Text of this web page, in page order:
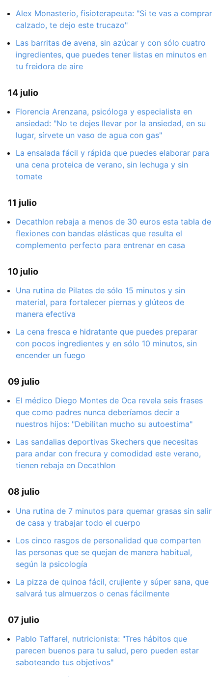
Alex Monasterio, fisioterapeuta: "Si te vas a comprar
calzado, te dejo este trucazo"
Las barritas de avena, sin azúcar y con sólo cuatro
ingredientes, que puedes tener listas en minutos en
tu freidora de aire
14 julio
Florencia Arenzana, psicóloga y especialista en
ansiedad: "No te dejes llevar por la ansiedad, en su
lugar, sírvete un vaso de agua con gas"
La ensalada fácil y rápida que puedes elaborar para
una cena proteica de verano, sin lechuga y sin
tomate
11 julio
Decathlon rebaja a menos de 30 euros esta tabla de
flexiones con bandas elásticas que resulta el
complemento perfecto para entrenar en casa
10 julio
Una rutina de Pilates de sólo 15 minutos y sin
material, para fortalecer piernas y glúteos de
manera efectiva
La cena fresca e hidratante que puedes preparar
con pocos ingredientes y en sólo 10 minutos, sin
encender un fuego
09 julio
El médico Diego Montes de Oca revela seis frases
que como padres nunca deberíamos decir a
nuestros hijos: "Debilitan mucho su autoestima"
Las sandalias deportivas Skechers que necesitas
para andar con frecura y comodidad este verano,
tienen rebaja en Decathlon
08 julio
Una rutina de 7 minutos para quemar grasas sin salir
de casa y trabajar todo el cuerpo
Los cinco rasgos de personalidad que comparten
las personas que se quejan de manera habitual,
según la psicología
La pizza de quinoa fácil, crujiente y súper sana, que
salvará tus almuerzos o cenas fácilmente
07 julio
Pablo Taffarel, nutricionista: "Tres hábitos que
parecen buenos para tu salud, pero pueden estar
saboteando tus objetivos"